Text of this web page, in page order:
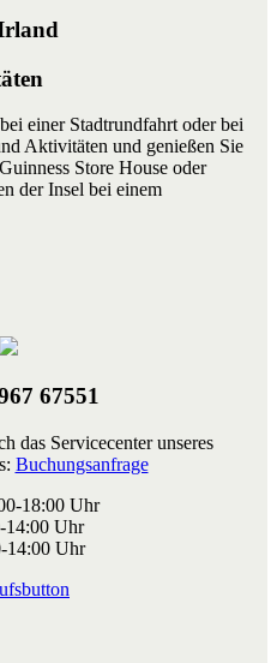
einer Stadtrundfahrt oder bei
Aktivitäten und genießen Sie
Store House oder
der Insel bei einem
67551
das Servicecenter unseres
Buchungsanfrage
18:00 Uhr
14:00 Uhr
14:00 Uhr